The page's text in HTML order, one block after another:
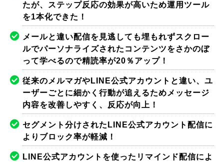
たが、ステップ反応の効果が高いため運用ツール
を1本化できた！
メールと違い配信を見逃しても埋もれずスクロー
ルでパーソナライズされたコンテンツをさかのぼ
って学べるので精読率が20％アップ！
従来のメルマガやLINE公式アカウントと違い、ユ
ーザーごとに細かく行動が追えるためメッセージ
内容を改善しやすく、反応が向上！
セグメント分けされたLINE公式アカウント配信に
よりブロック率が軽減！
LINE公式アカウントを使ったリマインド配信によ